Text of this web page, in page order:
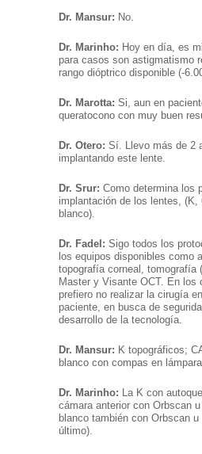
Dr. Mansur: No.
Dr. Marinho: Hoy en día, es
para casos son astigmatismo
rango dióptrico disponible (-
Dr. Marotta: Si, aun en
queratocono con muy buen
Dr. Otero: Sí. Llevo más de 2
implantando este lente.
Dr. Srur: Como determina los
implantación de los lentes, (K,
blanco).
Dr. Fadel: Sigo todos los
los equipos disponibles como
topografía corneal, tomografía
Master y Visante OCT. En los
prefiero no realizar la cirugía
paciente, en busca de
desarrollo de la tecnología.
Dr. Mansur: K topográficos;
blanco con compas en
Dr. Marinho: La K con
cámara anterior con Orbscan
blanco también con Orbscan
último).